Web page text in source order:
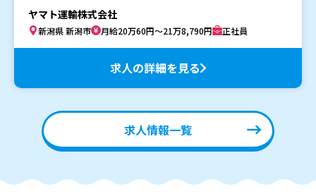
ヤマト運輸株式会社
新潟県 新潟市 月給20万60円～21万8,790円 正社員
求人の詳細を見る
求人情報一覧